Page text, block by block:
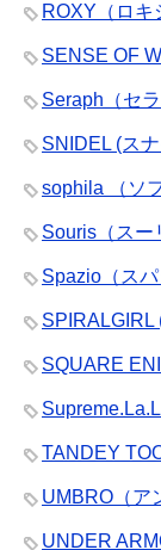
ROXY（ロキ
SENSE OF
Seraph（セ
SNIDEL (ス
sophila （ソ
Souris（スー
Spazio（ス
SPIRALGIRL
SQUARE
TANDEY
UMBRO（ア
UNDER